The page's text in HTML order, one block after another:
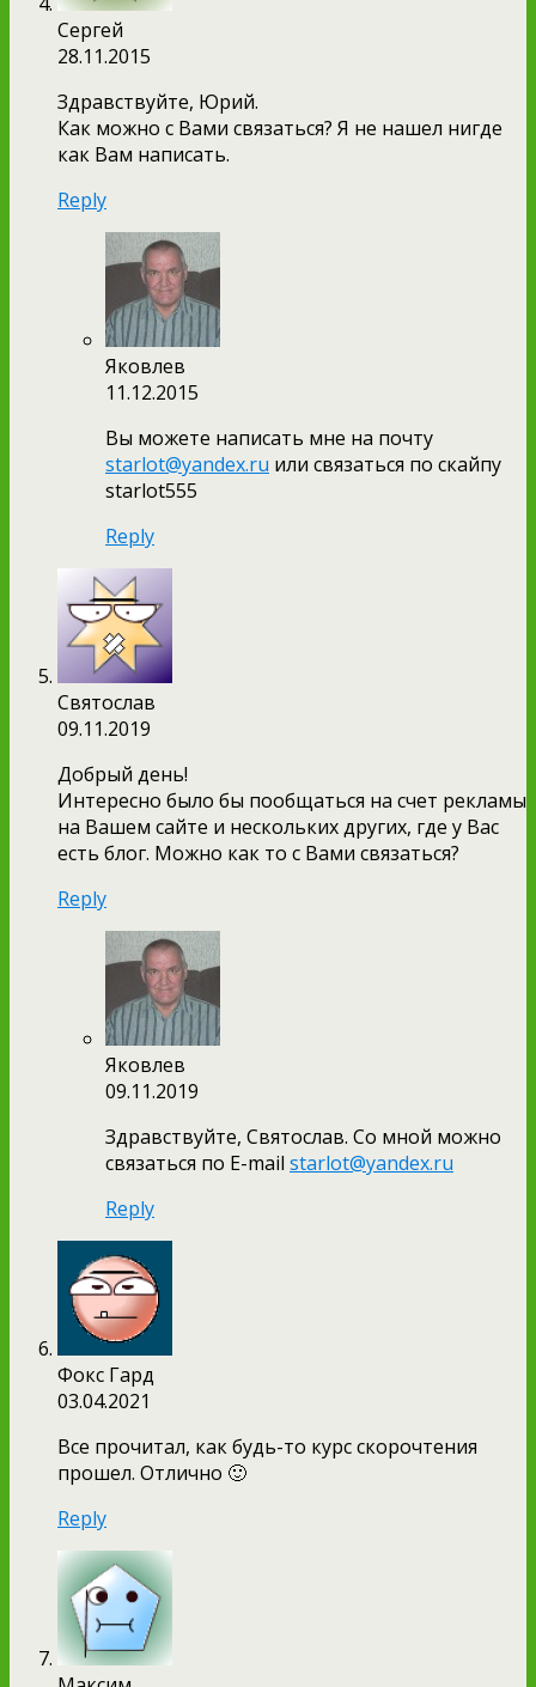
Сергей
28.11.2015
Здравствуйте, Юрий.
Как можно с Вами связаться? Я не нашел нигде
как Вам написать.
Reply
Яковлев
11.12.2015
Вы можете написать мне на почту
starlot@yandex.ru или связаться по скайпу
starlot555
Reply
Святослав
09.11.2019
Добрый день!
Интересно было бы пообщаться на счет рекламы
на Вашем сайте и нескольких других, где у Вас
есть блог. Можно как то с Вами связаться?
Reply
Яковлев
09.11.2019
Здравствуйте, Святослав. Со мной можно
связаться по E-mail starlot@yandex.ru
Reply
Фокс Гард
03.04.2021
Все прочитал, как будь-то курс скорочтения
прошел. Отлично 🙂
Reply